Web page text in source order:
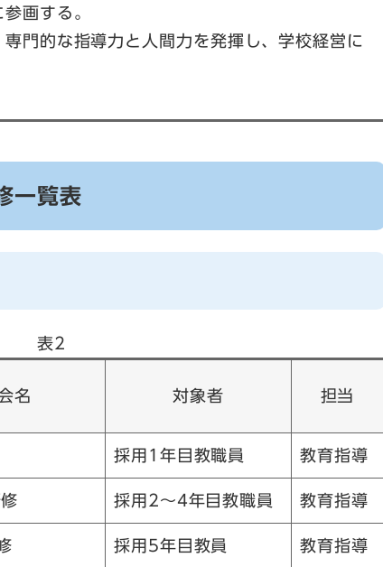
画する。
専門的な指導力と人間力を発揮し、学校経営に
一覧表
表2
名 対象者 担当
採用1年目教職員 教育指導
採用2～4年目教職員 教育指導
採用5年目教員 教育指導